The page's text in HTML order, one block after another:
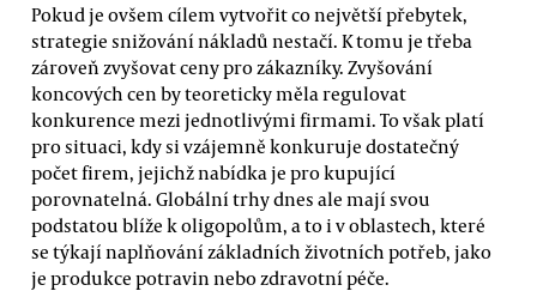
Pokud je ovšem cílem vytvořit co největší přebytek,
strategie snižování nákladů nestačí. K tomu je třeba
zároveň zvyšovat ceny pro zákazníky. Zvyšování
koncových cen by teoreticky měla regulovat
konkurence mezi jednotlivými firmami. To však platí
pro situaci, kdy si vzájemně konkuruje dostatečný
počet firem, jejichž nabídka je pro kupující
porovnatelná. Globální trhy dnes ale mají svou
podstatou blíže k oligopolům, a to i v oblastech, které
se týkají naplňování základních životních potřeb, jako
je produkce potravin nebo zdravotní péče.